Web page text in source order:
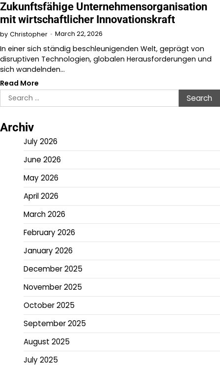
Zukunftsfähige Unternehmensorganisation
mit wirtschaftlicher Innovationskraft
by Christopher March 22, 2026
In einer sich ständig beschleunigenden Welt, geprägt von
disruptiven Technologien, globalen Herausforderungen und
sich wandelnden…
Read More
Search
for:
Archiv
July 2026
June 2026
May 2026
April 2026
March 2026
February 2026
January 2026
December 2025
November 2025
October 2025
September 2025
August 2025
July 2025